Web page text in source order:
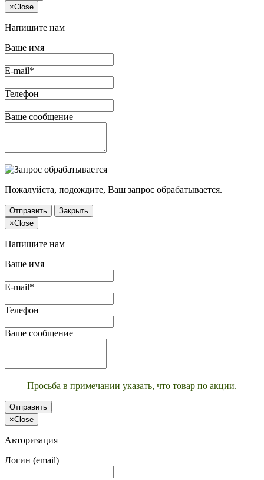
×Close
Напишите нам
Ваше имя
E-mail*
Телефон
Ваше сообщение
Пожалуйста, подождите, Ваш запрос обрабатывается.
Отправить
Закрыть
×Close
Напишите нам
Ваше имя
E-mail*
Телефон
Ваше сообщение
Просьба в примечании указать, что товар по акции.
Отправить
×Close
Авторизация
Логин (email)